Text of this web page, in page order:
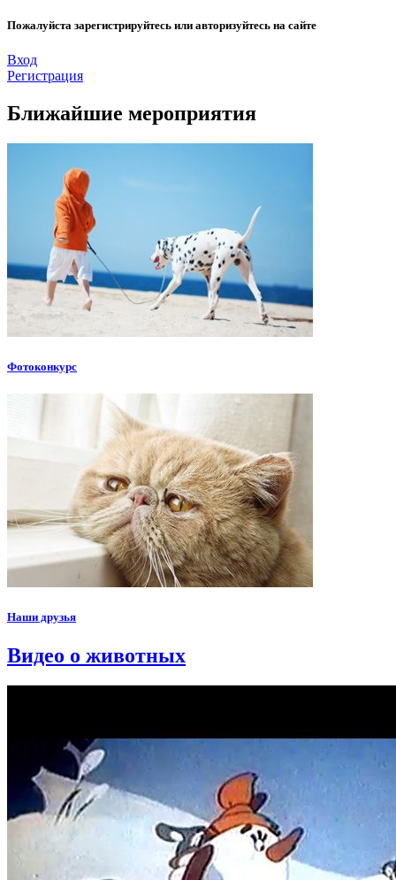
Пожалуйста зарегистрируйтесь или авторизуйтесь на сайте
Вход
Регистрация
Ближайшие мероприятия
Фотоконкурс
Наши друзья
Видео о животных